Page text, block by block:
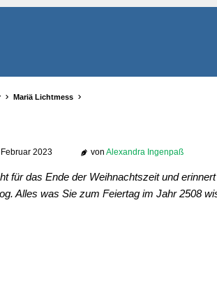
Mariä Lichtmess
2023 von Alexandra Ingenpaß
für das Ende der Weihnachtszeit und
Alles was Sie zum Feiertag im Jahr 2508